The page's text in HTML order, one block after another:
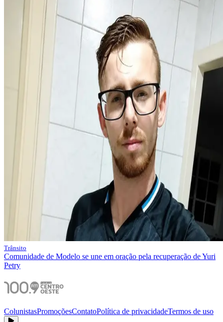
Trânsito
Comunidade de Modelo se une em oração pela recuperação de Yuri
Petry
ColunistasPromoçõesContatoPolítica de privacidadeTermos de uso